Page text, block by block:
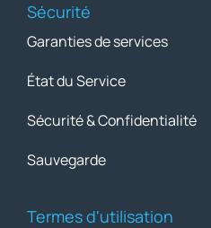
Sécurité
Garanties de services
État du Service
Sécurité & Confidentialité
Sauvegarde
Termes d'utilisation